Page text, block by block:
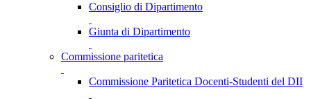
Consiglio di Dipartimento
Giunta di Dipartimento
Commissione paritetica
Commissione Paritetica Docenti-Studenti del DII